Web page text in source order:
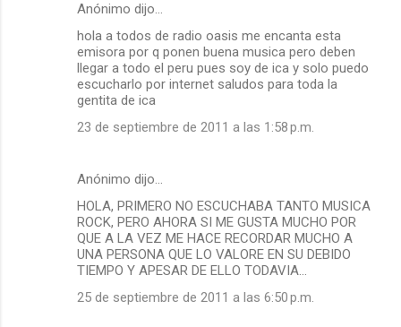
Anónimo dijo…
hola a todos de radio oasis me encanta esta
emisora por q ponen buena musica pero deben
llegar a todo el peru pues soy de ica y solo puedo
escucharlo por internet saludos para toda la
gentita de ica
23 de septiembre de 2011 a las 1:58 p.m.
Anónimo dijo…
HOLA, PRIMERO NO ESCUCHABA TANTO MUSICA
ROCK, PERO AHORA SI ME GUSTA MUCHO POR
QUE A LA VEZ ME HACE RECORDAR MUCHO A
UNA PERSONA QUE LO VALORE EN SU DEBIDO
TIEMPO Y APESAR DE ELLO TODAVIA...
25 de septiembre de 2011 a las 6:50 p.m.